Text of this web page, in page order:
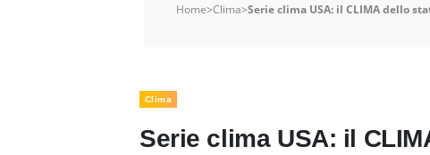
Home>Clima>Serie clima USA: il CLIMA dello
Clima
Serie clima USA: il